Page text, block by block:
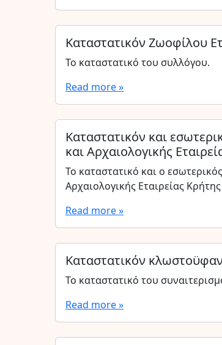
Καταστατικόν Ζωοφίλου
Το καταστατικό του συλλόγου.
Read more »
Καταστατικόν και
και Αρχαιολογικής
Το καταστατικό και ο
Αρχαιολογικής Εταιρείας Κρήτης
Read more »
Καταστατικόν
Το καταστατικό του
Read more »